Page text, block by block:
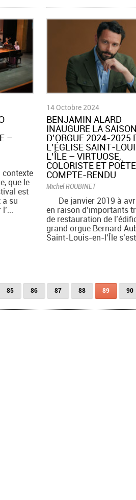
–
contexte
que le
est
a su
14 Octobre 2024
BENJAMIN ALARD
INAUGURE LA SAISON
D’ORGUE 2024-2025
L’ÉGLISE SAINT-
L’ÎLE – VIRTUOSE,
COLORISTE ET
COMPTE-RENDU
Michel ROUBINET
De janvier 2019 à
en raison d’importants
de restauration de
grand orgue Bernard
Saint-Louis-en-l’Île
85 86 87 88 89 90